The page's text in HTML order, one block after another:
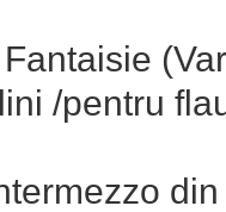
/pentru